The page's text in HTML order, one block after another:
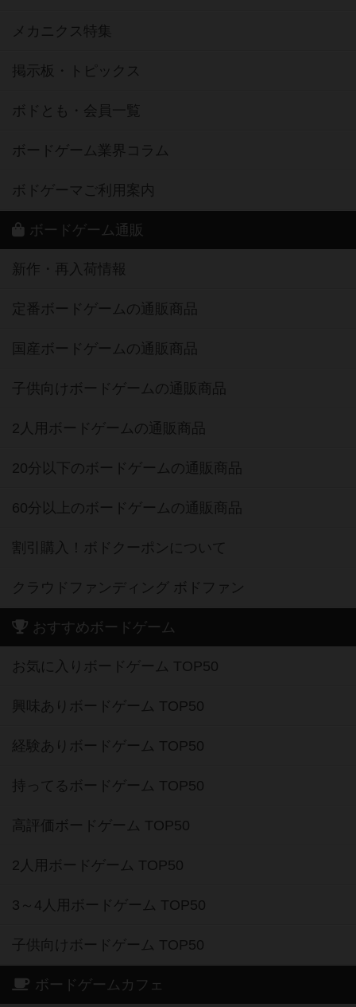
メカニクス特集
掲示板・トピックス
ボドとも・会員一覧
ボードゲーム業界コラム
ボドゲーマご利用案内
ボードゲーム通販
新作・再入荷情報
定番ボードゲームの通販商品
国産ボードゲームの通販商品
子供向けボードゲームの通販商品
2人用ボードゲームの通販商品
20分以下のボードゲームの通販商品
60分以上のボードゲームの通販商品
割引購入！ボドクーポンについて
クラウドファンディング ボドファン
おすすめボードゲーム
お気に入りボードゲーム TOP50
興味ありボードゲーム TOP50
経験ありボードゲーム TOP50
持ってるボードゲーム TOP50
高評価ボードゲーム TOP50
2人用ボードゲーム TOP50
3～4人用ボードゲーム TOP50
子供向けボードゲーム TOP50
ボードゲームカフェ